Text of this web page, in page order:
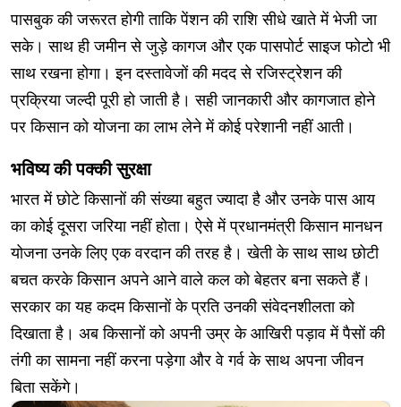
पासबुक की जरूरत होगी ताकि पेंशन की राशि सीधे खाते में भेजी जा
सके। साथ ही जमीन से जुड़े कागज और एक पासपोर्ट साइज फोटो भी
साथ रखना होगा। इन दस्तावेजों की मदद से रजिस्ट्रेशन की
प्रक्रिया जल्दी पूरी हो जाती है। सही जानकारी और कागजात होने
पर किसान को योजना का लाभ लेने में कोई परेशानी नहीं आती।
भविष्य की पक्की सुरक्षा
भारत में छोटे किसानों की संख्या बहुत ज्यादा है और उनके पास आय
का कोई दूसरा जरिया नहीं होता। ऐसे में प्रधानमंत्री किसान मानधन
योजना उनके लिए एक वरदान की तरह है। खेती के साथ साथ छोटी
बचत करके किसान अपने आने वाले कल को बेहतर बना सकते हैं।
सरकार का यह कदम किसानों के प्रति उनकी संवेदनशीलता को
दिखाता है। अब किसानों को अपनी उम्र के आखिरी पड़ाव में पैसों की
तंगी का सामना नहीं करना पड़ेगा और वे गर्व के साथ अपना जीवन
बिता सकेंगे।